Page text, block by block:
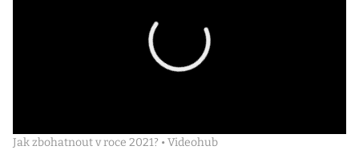
Jak zbohatnout v roce 2021? • Videohub